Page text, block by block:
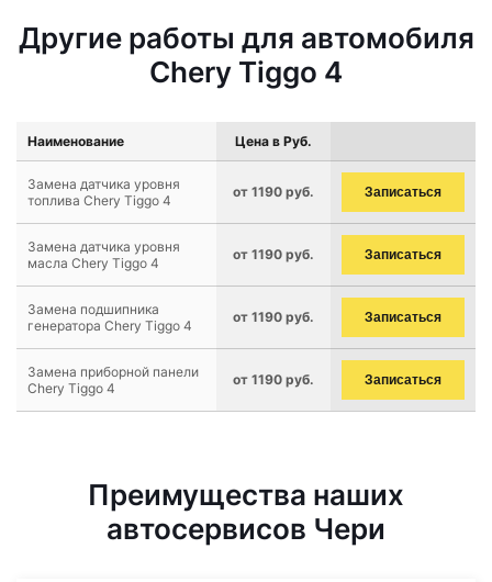
Другие работы для автомобиля
Chery Tiggo 4
Наименование Цена в Руб.
Замена датчика уровня
топлива Chery Tiggo 4
от 1190 руб. Записаться
Замена датчика уровня
масла Chery Tiggo 4
от 1190 руб. Записаться
Замена подшипника
генератора Chery Tiggo 4
от 1190 руб. Записаться
Замена приборной панели
Chery Tiggo 4
от 1190 руб. Записаться
Преимущества наших
автосервисов Чери